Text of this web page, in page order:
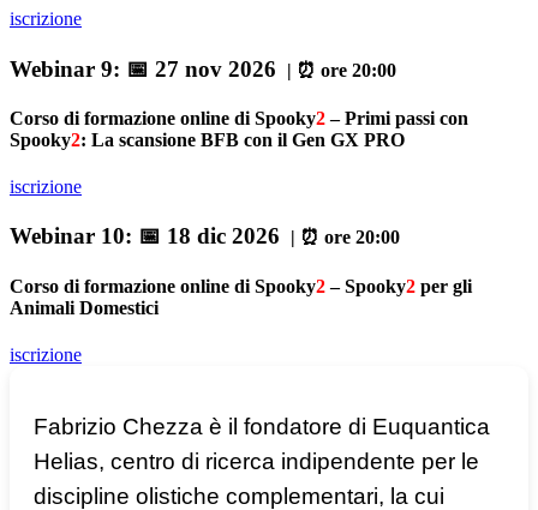
iscrizione
Webinar 9: 📅 27 nov 2026 | ⏰ ore 20:00
Corso di formazione online di Spooky2– Primi passi con
Spooky2: La scansione BFB con il Gen GX PRO
iscrizione
Webinar 10: 📅 18 dic 2026 | ⏰ ore 20:00
Corso di formazione online di Spooky2– Spooky2 per gli
Animali Domestici
iscrizione
Fabrizio Chezza è il fondatore di Euquantica
Helias, centro di ricerca indipendente per le
discipline olistiche complementari, la cui